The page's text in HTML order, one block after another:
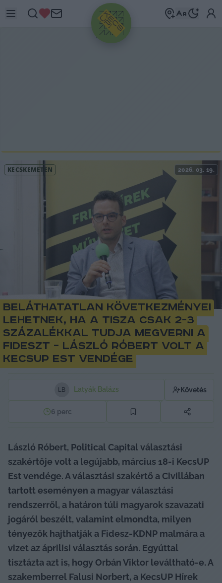
HIRDETÉS
KECSKEMÉTEN 2026. 03. 19.
Beláthatatlan következményei
lehetnek, ha a Tisza csak 2-3
százalékkal tudja megverni a
Fideszt – László Róbert volt a
KecsUP Est vendége
L B Latyák Balázs Követés
6 perc
László Róbert, Political Capital választási
szakértője volt a legújabb, március 18-i KecsUP
Est vendége. A választási szakértő a Civillában
tartott eseményen a magyar választási
rendszerről, a határon túli magyarok szavazati
jogáról beszélt, valamint elmondta, milyen
tényezők hajthatják a Fidesz-KDNP malmára a
vizet az áprilisi választás során. Egyúttal
tisztázta azt is, hogy Orbán Viktor leváltható-e. A
szakemberrel Falusi Norbert, a KecsUP Hírek